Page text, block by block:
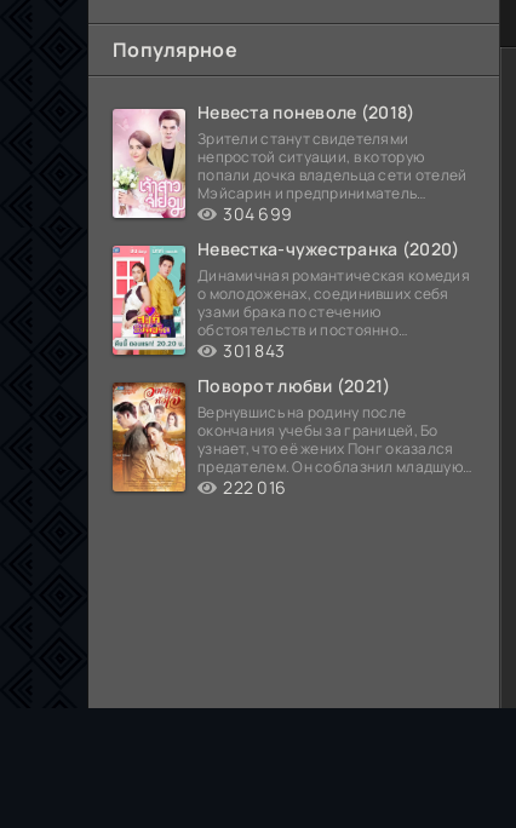
Популярное
Невеста поневоле (2018)
Зрители станут свидетелями
непростой ситуации, в которую
попали дочка владельца сети отелей
Мэйсарин и предприниматель
Кетдэн. Обоих главных героев
304 699
Невестка-чужестранка (2020)
Динамичная романтическая комедия
о молодоженах, соединивших себя
узами брака по стечению
обстоятельств и постоянно
попадающих в курьезные ситуации...
301 843
Поворот любви (2021)
Вернувшись на родину после
окончания учебы за границей, Бо
узнает, что её жених Понг оказался
предателем. Он соблазнил младшую
сестру хозяина
222 016